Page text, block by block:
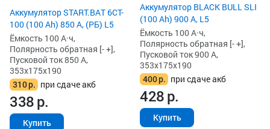
Аккумулятор START.BAT 6CT-
100 (100 Ah) 850 А, (РБ) L5
Ёмкость 100 А·ч,
Полярность обратная [- +],
Пусковой ток 850 А,
353x175x190
310р. при сдаче акб
338р.
Купить
Аккумулятор BLACK BULL SLI
(100 Ah) 900 А, L5
Ёмкость 100 А·ч,
Полярность обратная [- +],
Пусковой ток 900 А,
353x175x190
400р. при сдаче акб
428р.
Купить